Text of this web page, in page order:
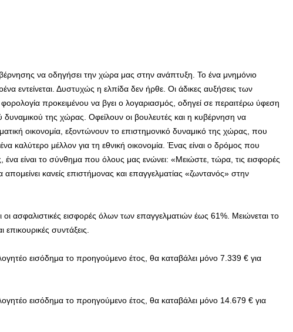
να οδηγήσει την χώρα μας στην ανάπτυξη. Το ένα μνημόνιο
εντείνεται. Δυστυχώς η ελπίδα δεν ήρθε. Οι άδικες αυξήσεις των
προκειμένου να βγει ο λογαριασμός, οδηγεί σε περαιτέρω ύφεση
δυναμικού της χώρας. Οφείλουν οι βουλευτές και η κυβέρνηση να
οικονομία, εξοντώνουν το επιστημονικό δυναμικό της χώρας, που
καλύτερο μέλλον για τη εθνική οικονομία. Ένας είναι ο δρόμος που
είναι το σύνθημα που όλους μας ενώνει: «Μειώστε, τώρα, τις εισφορές
κανείς επιστήμονας και επαγγελματίας «ζωντανός» στην
ασφαλιστικές εισφορές όλων των επαγγελματιών έως 61%. Μειώνεται το
συντάξεις.
εισόδημα το προηγούμενο έτος, θα καταβάλει μόνο 7.339 € για
εισόδημα το προηγούμενο έτος, θα καταβάλει μόνο 14.679 € για